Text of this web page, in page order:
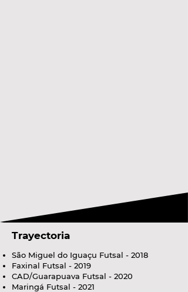
Trayectoria
São Miguel do Iguaçu Futsal - 2018
Faxinal Futsal - 2019
CAD/Guarapuava Futsal - 2020
Maringá Futsal - 2021